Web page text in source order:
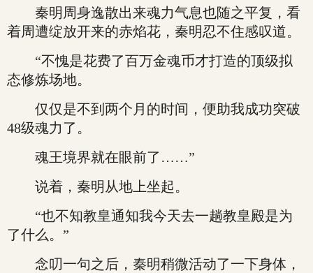
秦明周身逸散出来魂力气息也随之平复，看
着周遭绽放开来的赤焰花，秦明忍不住感叹道。
“不愧是花费了百万金魂币才打造的顶级拟
态修炼场地。
仅仅是不到两个月的时间，便助我成功突破
48级魂力了。
魂王境界就在眼前了……”
说着，秦明从地上坐起。
“也不知教皇通知我今天去一趟教皇殿是为
了什么。”
念叨一句之后，秦明稍微活动了一下身体，